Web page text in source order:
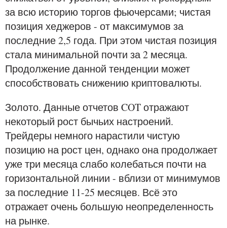
за всю историю торгов фьючерсами; чистая
позиция хеджеров - от максимумов за
последние 2,5 года. При этом чистая позиция
стала минимальной почти за 2 месяца.
Продолжение данной тенденции может
способствовать снижению криптовалюты.
Золото. Данные отчетов COT отражают
некоторый рост бычьих настроений.
Трейдеры немного нарастили чистую
позицию на рост цен, однако она продолжает
уже три месяца слабо колебаться почти на
горизонтальной линии - вблизи от минимумов
за последние 11-25 месяцев. Всё это
отражает очень большую неопределенность
на рынке.